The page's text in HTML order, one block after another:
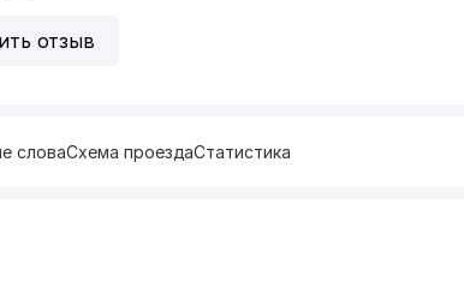
отзыв
словаСхема проездаСтатистика